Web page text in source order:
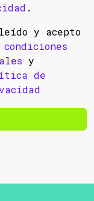
.
y acepto
condiciones
y
de